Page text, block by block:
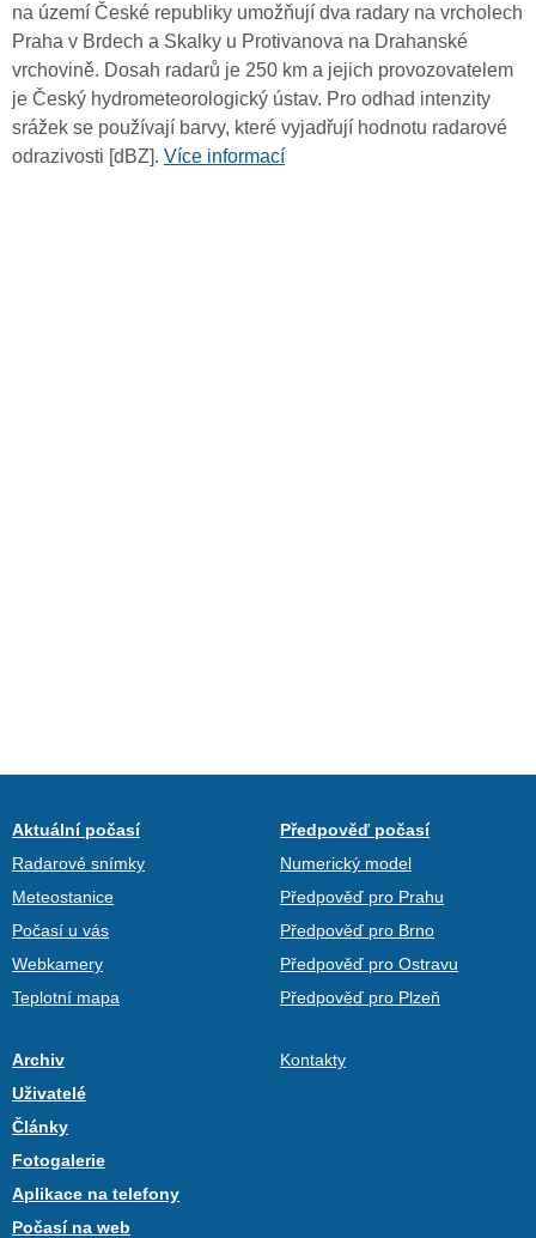
na území České republiky umožňují dva radary na vrcholech
Praha v Brdech a Skalky u Protivanova na Drahanské
vrchovině. Dosah radarů je 250 km a jejich provozovatelem
je Český hydrometeorologický ústav. Pro odhad intenzity
srážek se používají barvy, které vyjadřují hodnotu radarové
odrazivosti [dBZ]. Více informací
Aktuální počasí
Radarové snímky
Meteostanice
Počasí u vás
Webkamery
Teplotní mapa
Předpověď počasí
Numerický model
Předpověď pro Prahu
Předpověď pro Brno
Předpověď pro Ostravu
Předpověď pro Plzeň
Archiv
Uživatelé
Články
Fotogalerie
Aplikace na telefony
Počasí na web
Kontakty